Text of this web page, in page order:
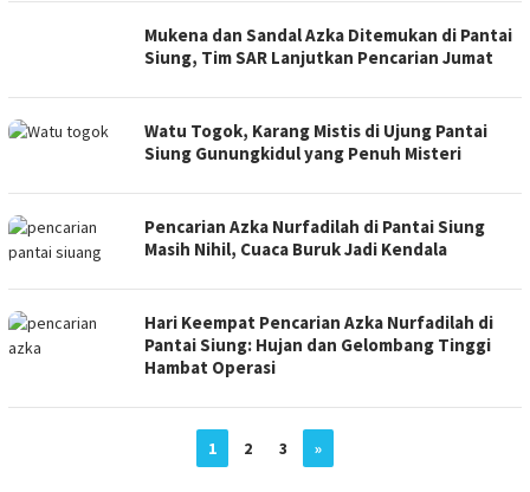
Mukena dan Sandal Azka Ditemukan di Pantai
Siung, Tim SAR Lanjutkan Pencarian Jumat
Watu Togok, Karang Mistis di Ujung Pantai
Siung Gunungkidul yang Penuh Misteri
Pencarian Azka Nurfadilah di Pantai Siung
Masih Nihil, Cuaca Buruk Jadi Kendala
Hari Keempat Pencarian Azka Nurfadilah di
Pantai Siung: Hujan dan Gelombang Tinggi
Hambat Operasi
1 2 3 »